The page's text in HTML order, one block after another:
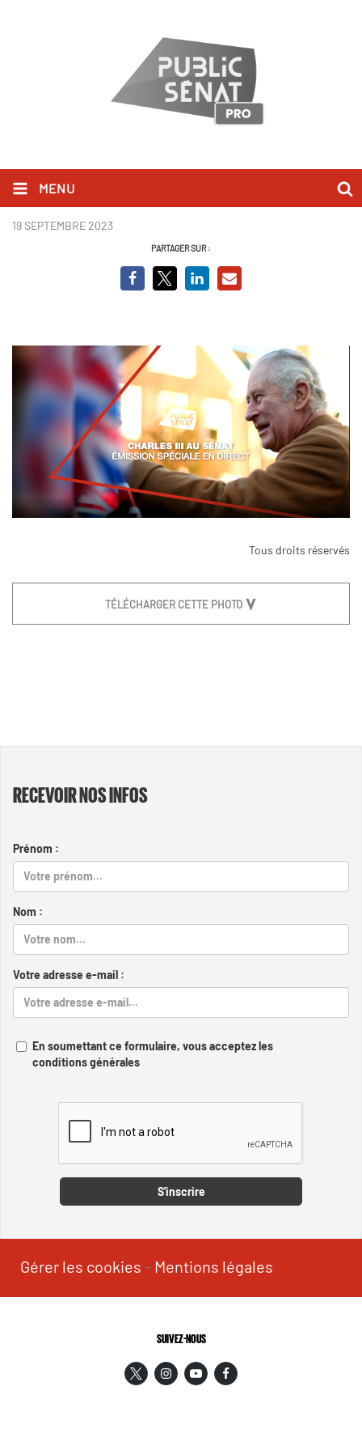
MENU
Charles III au Sénat.PNG
19 SEPTEMBRE 2023
PARTAGER SUR :
Tous droits réservés
TÉLÉCHARGER CETTE PHOTO
RECEVOIR NOS INFOS
Prénom :
Nom :
Votre adresse e-mail :
En soumettant ce formulaire, vous acceptez les
conditions générales
S'inscrire
Gérer les cookies - Mentions légales
SUIVEZ-NOUS